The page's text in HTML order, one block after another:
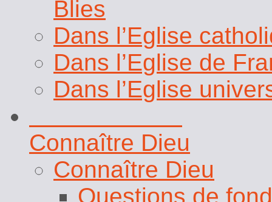
Dans l’Eglise
Dans l’Eglise de
Dans l’Eglise
Vie chrétienne
Connaître Dieu
Connaître Dieu
Questions de fond